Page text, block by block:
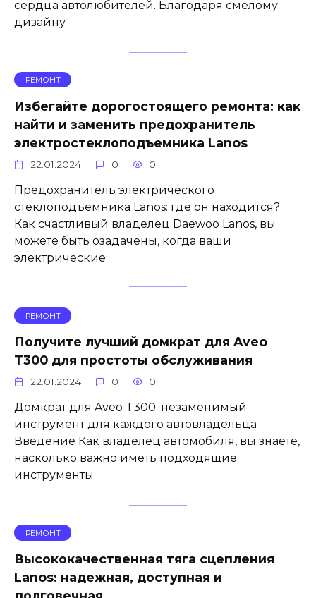
сердца автолюбителей. Благодаря смелому
дизайну
РЕМОНТ
Избегайте дорогостоящего ремонта: как
найти и заменить предохранитель
электростеклоподъемника Lanos
22.01.2024 0 0
Предохранитель электрического
стеклоподъемника Lanos: где он находится?
Как счастливый владелец Daewoo Lanos, вы
можете быть озадачены, когда ваши
электрические
РЕМОНТ
Получите лучший домкрат для Aveo
T300 для простоты обслуживания
22.01.2024 0 0
Домкрат для Aveo T300: незаменимый
инструмент для каждого автовладельца
Введение Как владелец автомобиля, вы знаете,
насколько важно иметь подходящие
инструменты
РЕМОНТ
Высококачественная тяга сцепления
Lanos: надежная, доступная и